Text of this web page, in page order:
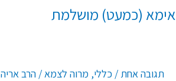
אימא (כמעט) מושלמת
תגובה אחת / כללי, מרוה לצמא/הרב אריה
מושלמת